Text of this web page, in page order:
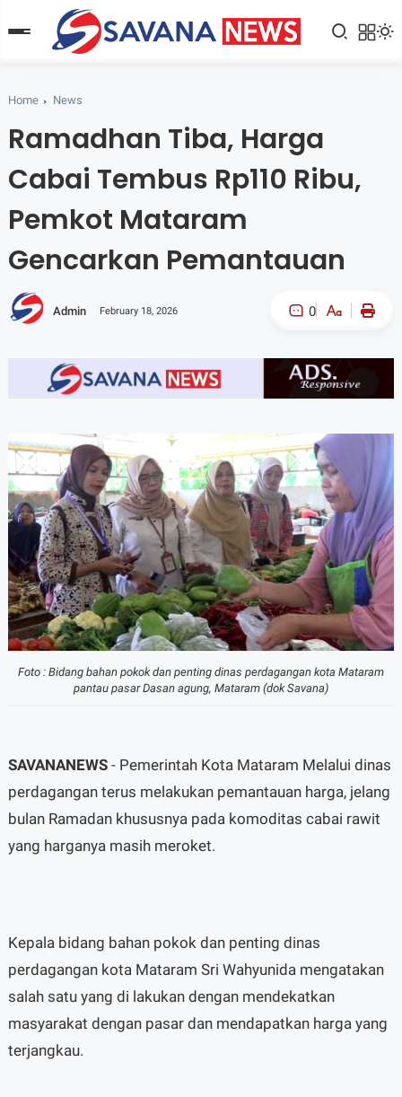
Home News
Ramadhan Tiba, Harga
Cabai Tembus Rp110 Ribu,
Pemkot Mataram
Gencarkan Pemantauan
Admin February 18, 2026 0
A- A+
Foto : Bidang bahan pokok dan penting dinas perdagangan kota Mataram
pantau pasar Dasan agung, Mataram (dok Savana)
SAVANANEWS- Pemerintah Kota Mataram Melalui dinas
perdagangan terus melakukan pemantauan harga, jelang
bulan Ramadan khususnya pada komoditas cabai rawit
yang harganya masih meroket.
Kepala bidang bahan pokok dan penting dinas
perdagangan kota Mataram Sri Wahyunida mengatakan
salah satu yang di lakukan dengan mendekatkan
masyarakat dengan pasar dan mendapatkan harga yang
terjangkau.